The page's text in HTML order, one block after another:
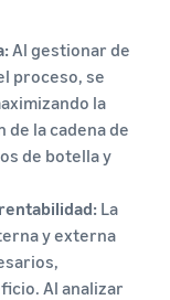
Al gestionar de
proceso, se
la
la cadena de
de botella y
La
y externa
Al analizar